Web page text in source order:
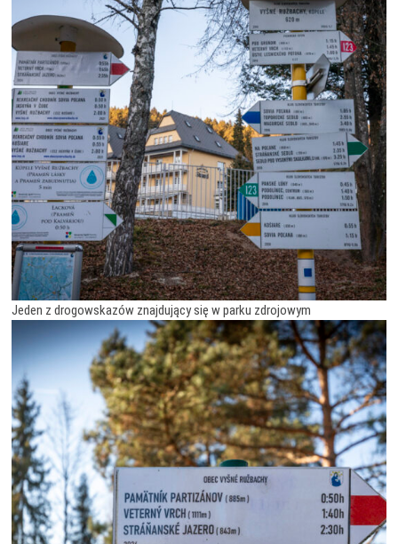
Jeden z drogowskazów znajdujący się w parku zdrojowym